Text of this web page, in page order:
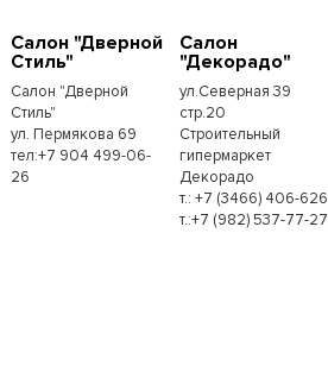
Салон "Дверной
Стиль"
Салон "Дверной
Стиль"
ул. Пермякова 69
тел:+7 904 499-06-
26
Салон
"Декорадо"
ул.Северная 39
стр.20
Строительный
гипермаркет
Декорадо
т.: +7 (3466) 406-626
т.:+7 (982) 537-77-27